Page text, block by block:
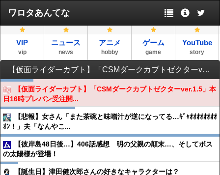
ワロタあんてな
VIP
vip
ニュース
news
アニメ
hobby
ゲーム
game
YouTube
story
【仮面ライダーカブト】「CSMダークカブトゼクターver.1.5」本日16時プレバン受注開始
【仮面ライダーカブト】「CSMダークカブトゼクターver.1.5」本
日16時プレバン受注開...
【悲報】女さん「また茶碗と味噌汁が逆になってる…ｷﾞｬｵｵｵｵｵｵｵｵ
ｵﾝ！」夫「なんやこ...
【彼岸島48日後…】406話感想 明の父親の顛末…、そしてボス
の太陽様が登場！
【誕生日】津田健次郎さんの好きなキャラクターは？